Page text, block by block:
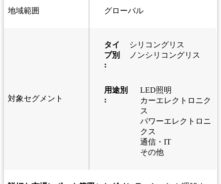
地域範囲 グローバル
対象セグメント
タイ
プ別
:
シリコングリス
ノンシリコングリス
用途別
:
LED照明
カーエレクトロニク
ス
パワーエレクトロニ
クス
通信・IT
その他